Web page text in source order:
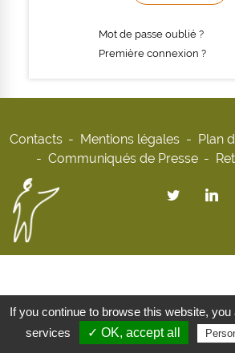
Mot de passe oublié ?
Première connexion ?
Contacts Mentions légales Plan
Communiqués de Presse
If you continue to browse this website,
services
✓ OK, accept all